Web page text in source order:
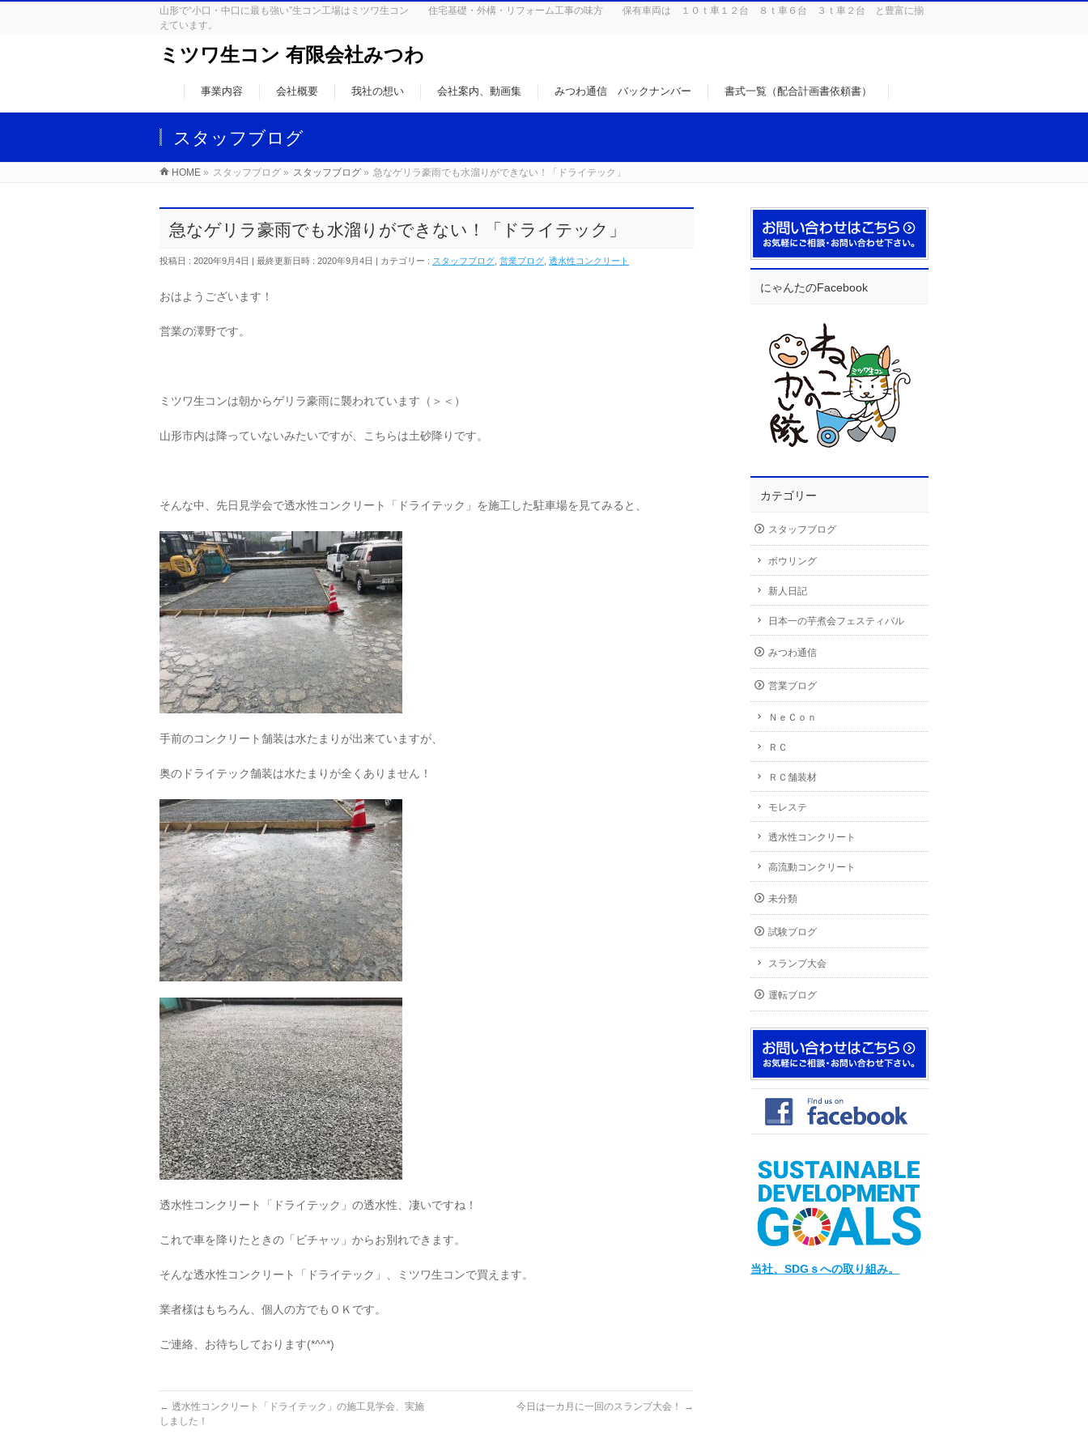
山形で“小口・中口に最も強い”生コン工場はミツワ生コン 住宅基礎・外構・リフォーム工事の味方 保有車両は １０ｔ車１２台 ８ｔ車６台 ３ｔ車２台 と豊富に揃
えています。
ミツワ生コン 有限会社みつわ
事業内容 会社概要 我社の想い 会社案内、動画集 みつわ通信 バックナンバー 書式一覧（配合計画書依頼書）
スタッフブログ
HOME » スタッフブログ » スタッフブログ » 急なゲリラ豪雨でも水溜りができない！「ドライテック」
急なゲリラ豪雨でも水溜りができない！「ドライテック」
投稿日 : 2020年9月4日 最終更新日時 : 2020年9月4日 カテゴリー : スタッフブログ 営業ブログ 透水性コンクリート
おはようございます！
営業の澤野です。
ミツワ生コンは朝からゲリラ豪雨に襲われています（＞＜）
山形市内は降っていないみたいですが、こちらは土砂降りです。
そんな中、先日見学会で透水性コンクリート「ドライテック」を施工した駐車場を見てみると、
手前のコンクリート舗装は水たまりが出来ていますが、
奥のドライテック舗装は水たまりが全くありません！
透水性コンクリート「ドライテック」の透水性、凄いですね！
これで車を降りたときの「ビチャッ」からお別れできます。
そんな透水性コンクリート「ドライテック」、ミツワ生コンで買えます。
業者様はもちろん、個人の方でもＯＫです。
ご連絡、お待ちしております(*^^*)
← 透水性コンクリート「ドライテック」の施工見学会、実施
しました！
今日は一カ月に一回のスランプ大会！ →
にゃんたのFacebook
カテゴリー
スタッフブログ
ボウリング
新人日記
日本一の芋煮会フェスティバル
みつわ通信
営業ブログ
ＮｅＣｏｎ
ＲＣ
ＲＣ舗装材
モレステ
透水性コンクリート
高流動コンクリート
未分類
試験ブログ
スランプ大会
運転ブログ
当社、SDGｓへの取り組み。